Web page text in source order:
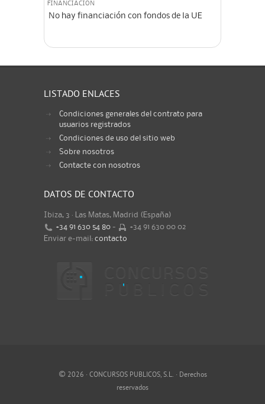
FINANCIACION
No hay financiación con fondos de la UE
LISTADO ENLACES
Condiciones generales del contrato para
usuarios registrados
Condiciones de uso del sitio web
Sobre nosotros
Contacte con nosotros
DATOS DE CONTACTO
Ibiza, 3 · Las Matas, Madrid (España)
+34 91 630 54 80 -
+34 91 630 00 02
Enviar e-mail: contacto
© 2026 · CONCURSOS PUBLICOS, S.L. · Derechos
reservados